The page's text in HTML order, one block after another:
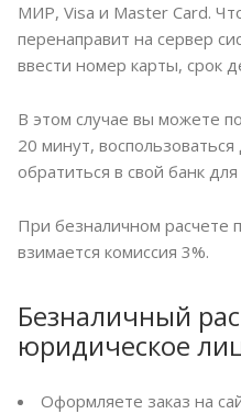
МИР, Visa и Master Card.
перенаправит на сервер
ввести номер карты, срок
В этом случае вы можете
20 минут,
обратиться в свой банк
При безналичном расчете
взимается комиссия 3%.
Безналичный
юридическое
Оформляете заказ на